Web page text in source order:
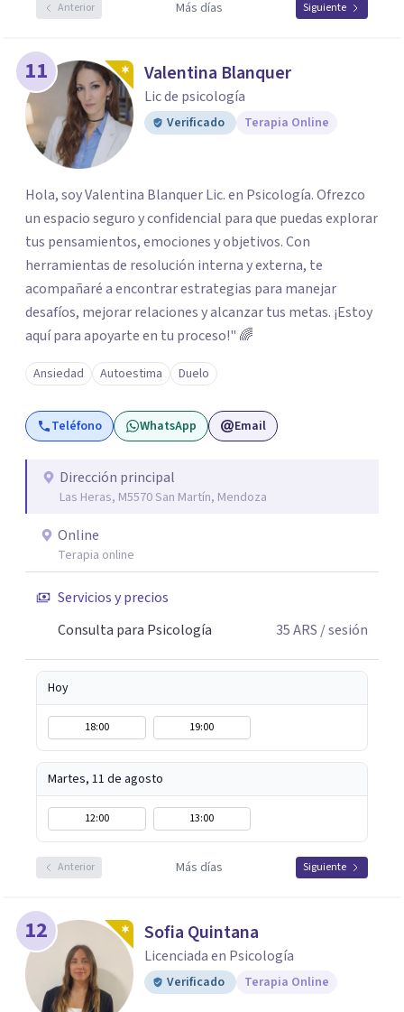
Anterior Más días Siguiente
11 Valentina Blanquer
Lic de psicología
Verificado Terapia Online
Hola, soy Valentina Blanquer Lic. en Psicología. Ofrezco
un espacio seguro y confidencial para que puedas explorar
tus pensamientos, emociones y objetivos. Con
herramientas de resolución interna y externa, te
acompañaré a encontrar estrategias para manejar
desafíos, mejorar relaciones y alcanzar tus metas. ¡Estoy
aquí para apoyarte en tu proceso!" 🌈
Ansiedad Autoestima Duelo
Teléfono WhatsApp Email
Dirección principal
Las Heras, M5570 San Martín, Mendoza
Online
Terapia online
Servicios y precios
Consulta para Psicología
35ARS / sesión
Hoy
18:00 19:00
Martes, 11 de agosto
12:00 13:00
Anterior Más días Siguiente
12 Sofia Quintana
Licenciada en Psicología
Verificado Terapia Online